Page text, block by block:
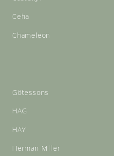
Ceha
Chameleon
Götessons
HAG
HAY
Herman Miller